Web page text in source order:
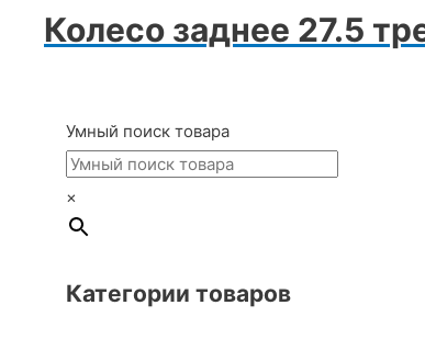
Колесо заднее 27.5
Умный поиск товара
×
Категории товаров